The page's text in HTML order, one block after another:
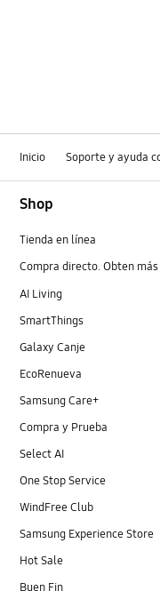
Inicio Soporte y ayuda
Shop
Tienda en línea
Compra directo. Obten más
AI Living
SmartThings
Galaxy Canje
EcoRenueva
Samsung Care+
Compra y Prueba
Select AI
One Stop Service
WindFree Club
Samsung Experience Store
Hot Sale
Buen Fin